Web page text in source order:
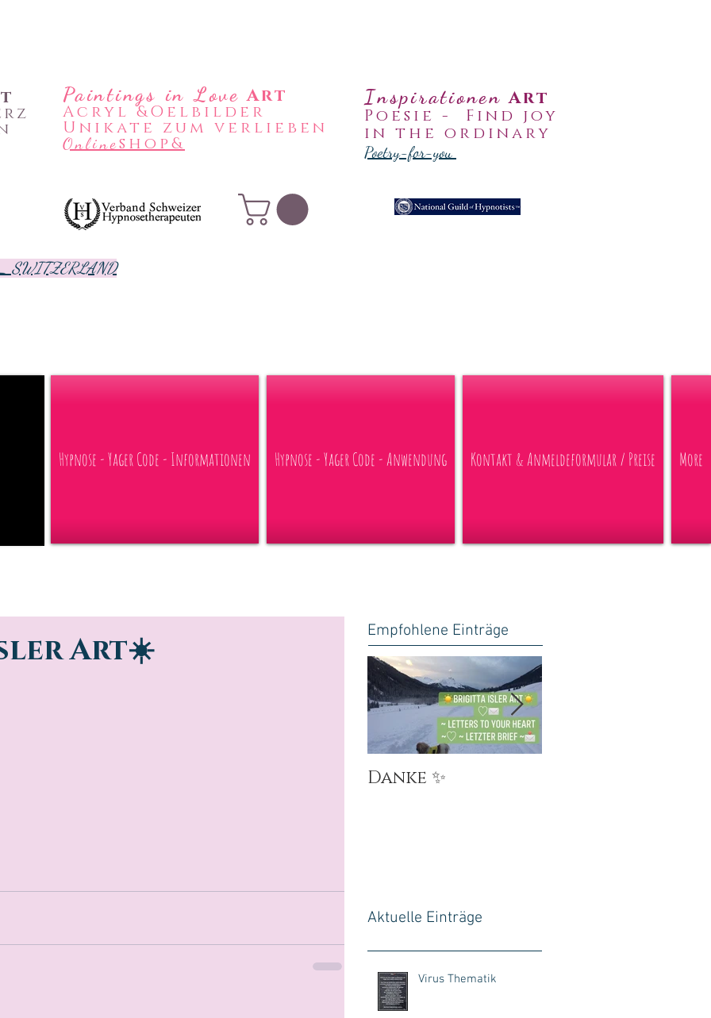
Paintings in Love Art
Acryl &Oelbilder
Unikate zum verlieben
Onlineshop&
Inspirationen Art
Poesie -
Find joy
in the ordinary
Poetry-for-you
SWITZERLAND
Hypnose - Yager Code - Informationen Hypnose - Yager Code - Anwendung Kontakt & Anmeldeformular / Preise More
Art☀️ Empfohlene Einträge
Danke ✨
Aktuelle Einträge
Virus Thematik